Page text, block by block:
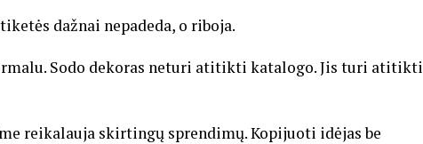
dažnai nepadeda, o riboja.
Sodo dekoras neturi atitikti katalogo. Jis turi atitikti
reikalauja skirtingų sprendimų. Kopijuoti idėjas be